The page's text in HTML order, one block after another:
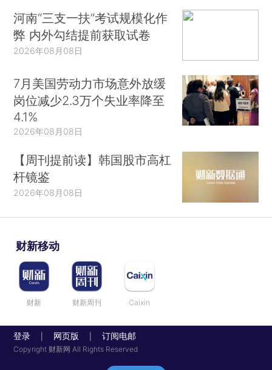
河南“三支一扶”考试规模化作
弊 内外勾结提前获取试卷
2026年08月08日
7月美国劳动力市场意外放缓
岗位减少2.3万个失业率降至
4.1%
2026年08月08日
【周刊提前读】韩国股市高杠
杆镜鉴
2026年08月08日
财新移动
财新 财新周刊 Caixin
登录 网页版 订阅电邮
Copyright 财新网 All Rights Reserved